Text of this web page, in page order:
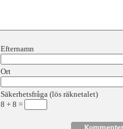
Efternamn
Ort
Säkerhetsfråga (lös räknetalet)
8 + 8 =